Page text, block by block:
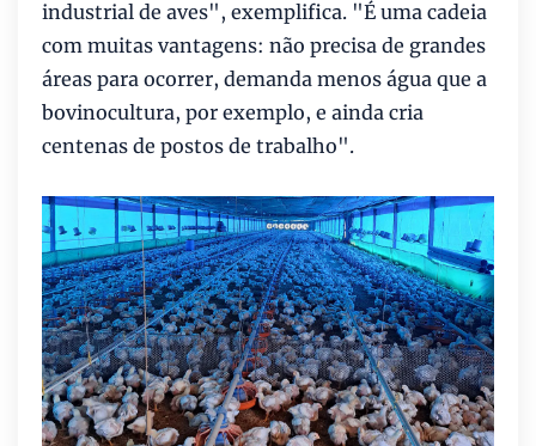
industrial de aves", exemplifica. "É uma cadeia
com muitas vantagens: não precisa de grandes
áreas para ocorrer, demanda menos água que a
bovinocultura, por exemplo, e ainda cria
centenas de postos de trabalho".